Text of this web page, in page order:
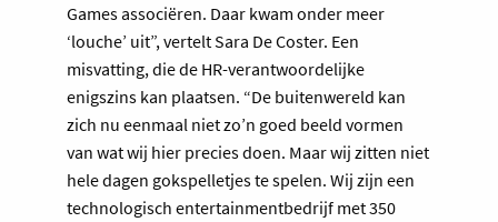
Games associëren. Daar kwam onder meer
‘louche’ uit”, vertelt Sara De Coster. Een
misvatting, die de HR-verantwoordelijke
enigszins kan plaatsen. “De buitenwereld kan
zich nu eenmaal niet zo’n goed beeld vormen
van wat wij hier precies doen. Maar wij zitten niet
hele dagen gokspelletjes te spelen. Wij zijn een
technologisch entertainmentbedrijf met 350